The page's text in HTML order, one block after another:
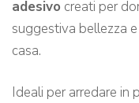
adesivo creati per
suggestiva bellezza
casa.
Ideali per arredare in